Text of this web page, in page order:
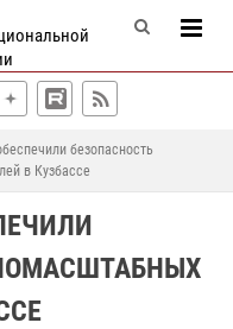
безопасность
в Кузбассе